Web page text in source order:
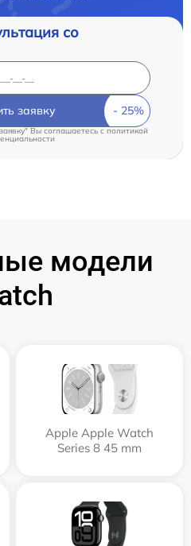
со
заявку
Вы соглашаетесь cполитикой
модели
Apple Apple Watch
Series 8 45 mm